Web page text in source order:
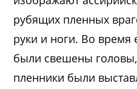
рубящих пленных
руки и ноги. Во время
были свешены
пленники были